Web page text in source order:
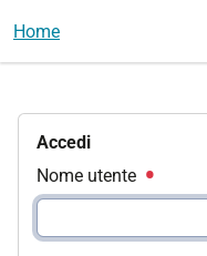
Home
Accedi
Nome utente